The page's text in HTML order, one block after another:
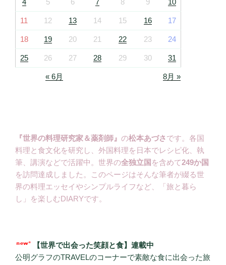
4 5 6 7 8 9 10
11 12 13 14 15 16 17
18 19 20 21 22 23 24
25 26 27 28 29 30 31
« 6月 8月 »
『世界の料理研究家＆薬剤師』 の松本あづさです。各国
料理と食文化を研究し、外国料理を日本でレシピ化、執
筆、講演などで活躍中。世界の全独立国 を含めて249か国
を訪問達成しました。このページはそんな筆者が綴る世
界の料理エッセイやシンプルライフなど、「旅と暮ら
し」を楽しむDIARYです。
【世界で出会った笑顔と食】連載中
公明グラフのTRAVELのコーナーで素敵な食に出会った旅